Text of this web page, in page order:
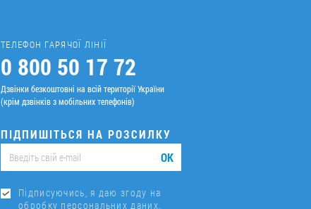
ТЕЛЕФОН ГАРЯЧОЇ ЛІНІЇ
0 800 50 17 72
Дзвінки безкоштовні на всій території України
(крім дзвінків з мобільних телефонів)
ПІДПИШІТЬСЯ НА РОЗСИЛКУ
ОК
Підписуючись, я даю згоду на
обробку персональних даних.